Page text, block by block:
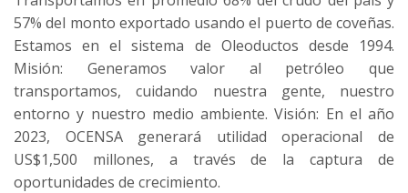
57% del monto exportado usando el puerto de coveñas.
Estamos en el sistema de Oleoductos desde 1994.
Misión: Generamos valor al petróleo que
transportamos, cuidando nuestra gente, nuestro
entorno y nuestro medio ambiente. Visión: En el año
2023, OCENSA generará utilidad operacional de
US$1,500 millones, a través de la captura de
oportunidades de crecimiento.